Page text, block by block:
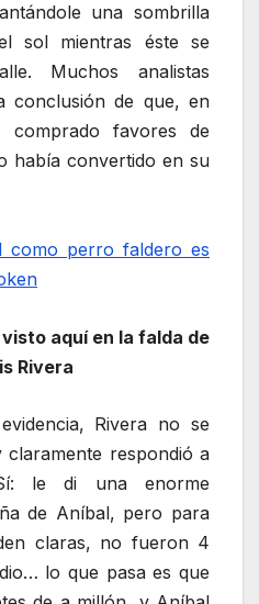
una sombrilla
sol mientras éste se
Muchos analistas
conclusión de que, en
comprado favores de
había convertido en su
aquí en la falda de
Rivera
Rivera no se
respondió a
le di una enorme
de Aníbal, pero para
claras, no fueron 4
lo que pasa es que